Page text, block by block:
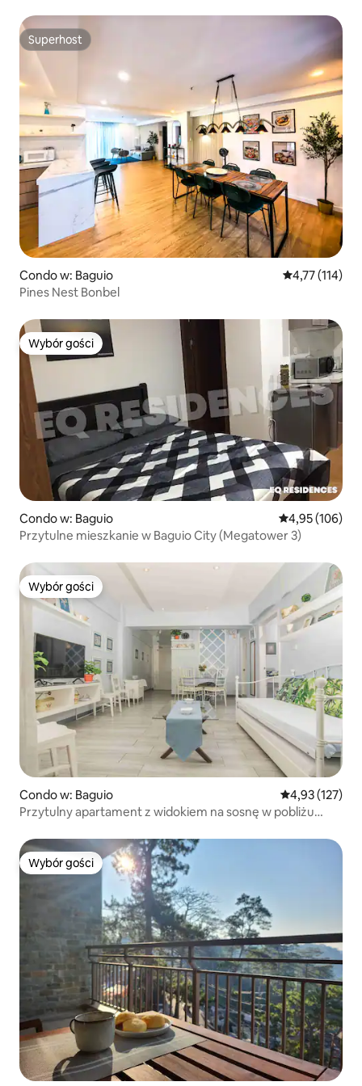
Superhost
Superhost
Condo w: Baguio Średnia
4,77 (114)
Pines Nest Bonbel
Wybór gości
Wybór gości
Condo w: Baguio Średnia
4,95 (106)
Przytulne mieszkanie w Baguio City (Megatower 3)
Wybór gości
Wybór gości
Condo w: Baguio Średnia
4,93 (127)
Przytulny apartament z widokiem na sosnę w pobliżu
Wybór gości
Wybór gości